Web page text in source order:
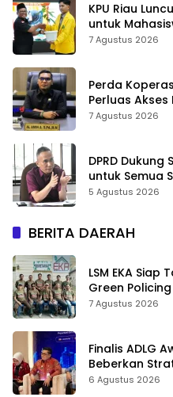
KPU Riau
untuk
7 Agustus 2026
Perda
Perluas
7 Agustus 2026
DPRD
untuk Semua
Sekolah
5 Agustus 2026
BERITA DAERAH
LSM EKA Siap
Green
7 Agustus 2026
Finalis ADLG
Beberkan
Tingkatkan
6 Agustus 2026